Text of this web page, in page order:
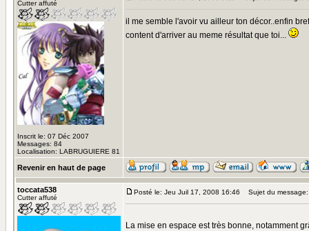
Cutter affuté
Inscrit le: 07 Déc 2007
Messages: 84
Localisation: LABRUGUIERE 81
il me semble l'avoir vu ailleur ton décor..enfin
content d'arriver au meme résultat que toi...
Revenir en haut de page
toccata538
Cutter affuté
Posté le: Jeu Juil 17, 2008 16:46 Sujet du message:
La mise en espace est très bonne, notamment